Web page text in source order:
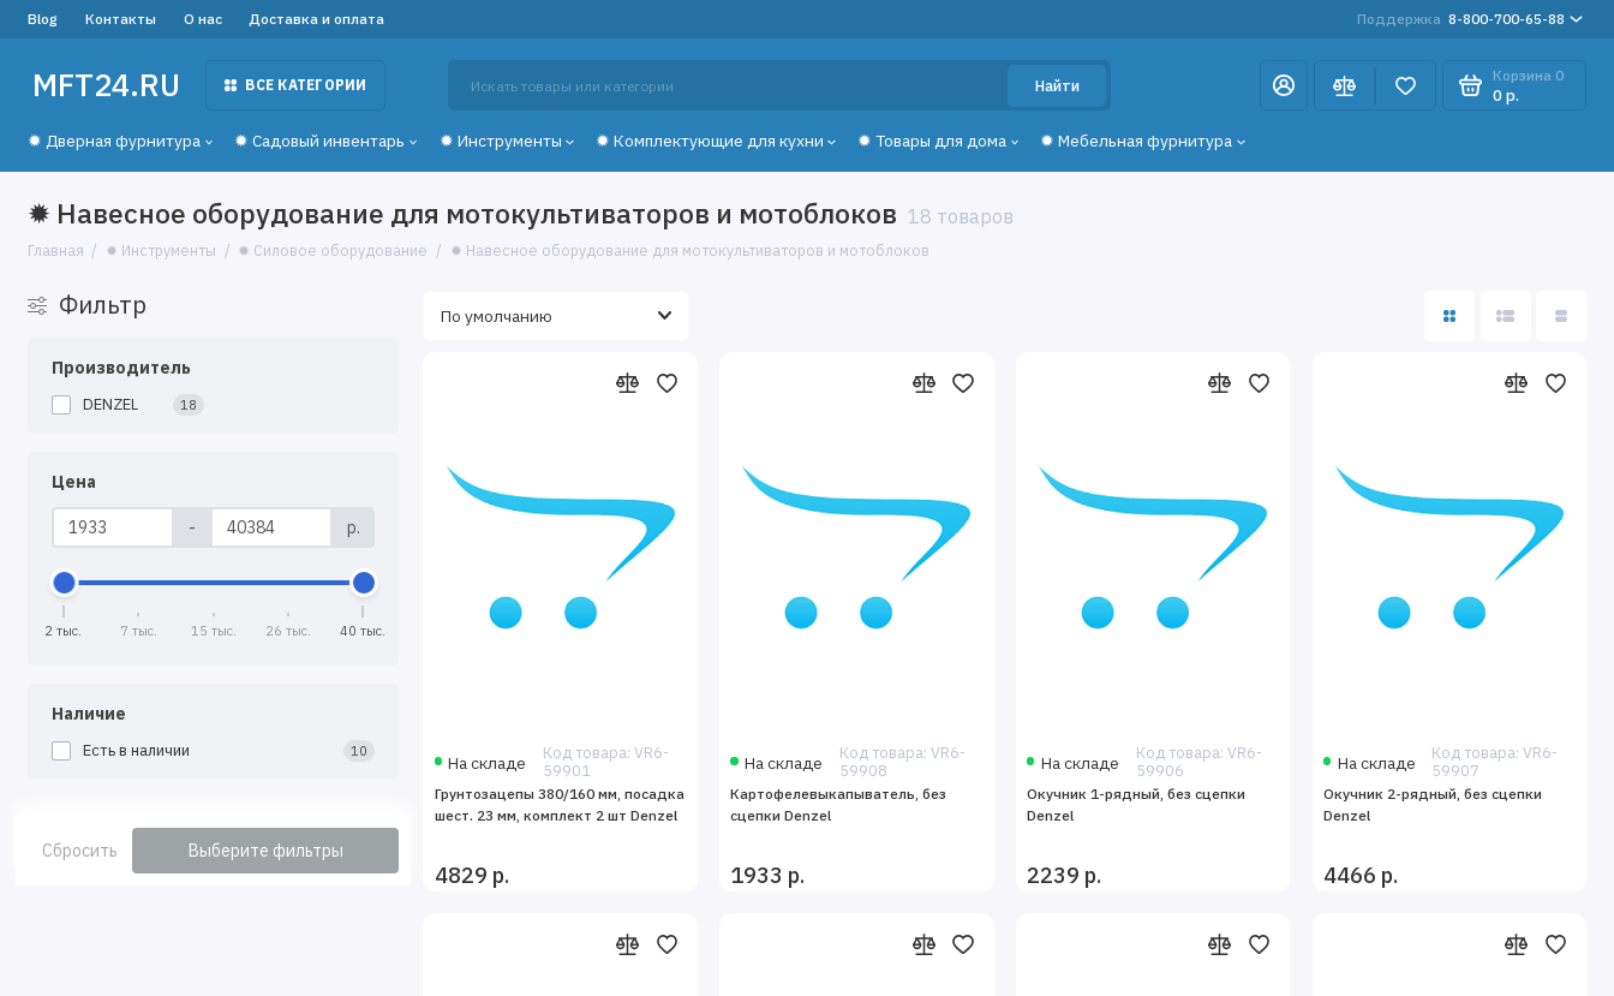
Blog Контакты О нас Доставка и оплата Поддержка 8-800-700-65-88
MFT24.RU ВСЕ КАТЕГОРИИ Найти
Корзина 0
0 р.
✹ Дверная фурнитура ✹ Садовый инвентарь ✹ Инструменты ✹ Комплектующие для кухни ✹ Товары для дома ✹ Мебельная фурнитура
✹ Навесное оборудование для мотокультиваторов и мотоблоков 18 товаров
Главная ✹ Инструменты ✹ Силовое оборудование ✹ Навесное оборудование для мотокультиваторов и мотоблоков
Фильтр
Производитель
DENZEL 18
Цена
- р.
2 тыс. 7 тыс. 15 тыс. 26 тыс. 40 тыс.
Наличие
Есть в наличии 10
Сбросить Выберите фильтры
На складе
Код товара: VR6-
59901
Грунтозацепы 380/160 мм, посадка
шест. 23 мм, комплект 2 шт Denzel
4829 р.
На складе
Код товара: VR6-
59908
Картофелевыкапыватель, без
сцепки Denzel
1933 р.
На складе
Код товара: VR6-
59906
Окучник 1-рядный, без сцепки
Denzel
2239 р.
На складе
Код товара: VR6-
59907
Окучник 2-рядный, без сцепки
Denzel
4466 р.